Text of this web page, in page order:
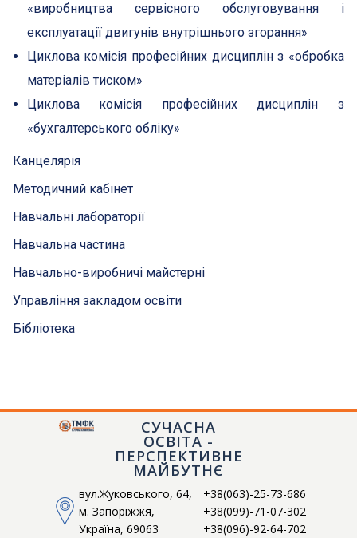
«виробництва сервісного обслуговування і
експлуатації двигунів внутрішнього згорання»
Циклова комісія професійних дисциплін з «обробка
матеріалів тиском»
Циклова комісія професійних дисциплін з
«бухгалтерського обліку»
Канцелярія
Методичний кабінет
Навчальні лабораторії
Навчальна частина
Навчально-виробничі майстерні
Управління закладом освіти
Бібліотека
вул.Жуковського, 64,
м. Запоріжжя,
Україна, 69063
+38(063)-25-73-686
+38(099)-71-07-302
+38(096)-92-64-702
СУЧАСНА
ОСВІТА -
ПЕРСПЕКТИВНЕ
МАЙБУТНЄ